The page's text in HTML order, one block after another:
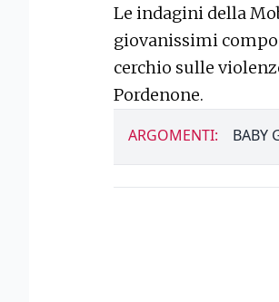
Le indagini della
giovanissimi
cerchio sulle
Pordenone.
ARGOMENTI: BABY